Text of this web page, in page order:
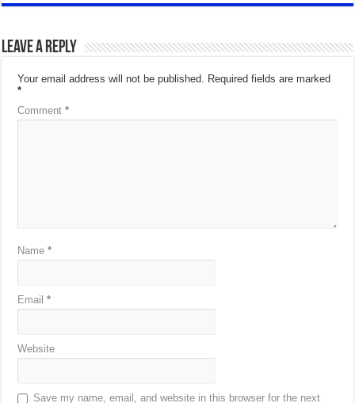
Leave a Reply
Your email address will not be published. Required fields are marked
*
Comment*
Name*
Email*
Website
Save my name, email, and website in this browser for the next